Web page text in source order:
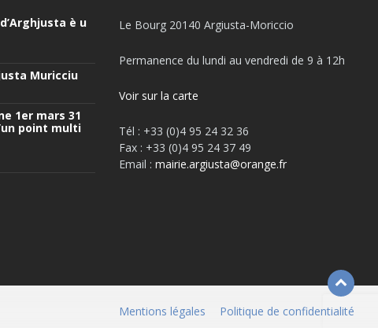
è u
Muricciu
1er mars 31
point multi
Le Bourg 20140 Argiusta-Moriccio
Permanence du lundi au vendredi de 9 à 12h
Voir sur la carte
Tél : +33 (0)4 95 24 32 36
Fax : +33 (0)4 95 24 37 49
Email :mairie.argiusta@orange.fr
Mentions légales Politique de confidentialité